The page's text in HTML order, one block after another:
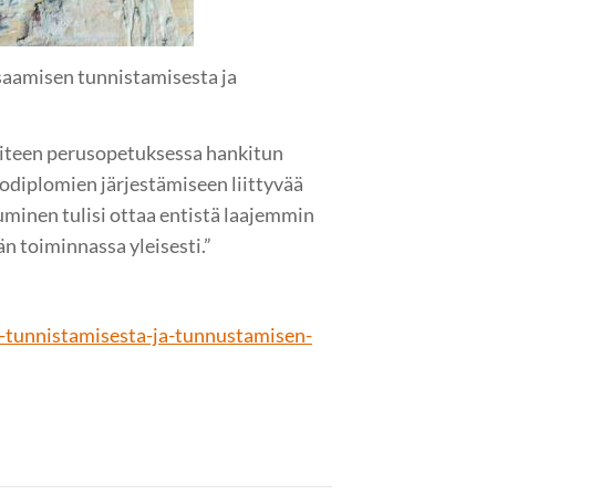
tunnistamisesta ja
perusopetuksessa hankitun
järjestämiseen liittyvää
tulisi ottaa entistä laajemmin
toiminnassa yleisesti.”
ja-tunnustamisen-